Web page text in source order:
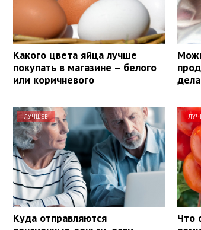
Какого цвета яйца лучше
покупать в магазине – белого
или коричневого
ЛУЧШЕЕ
Куда отправляются
Что